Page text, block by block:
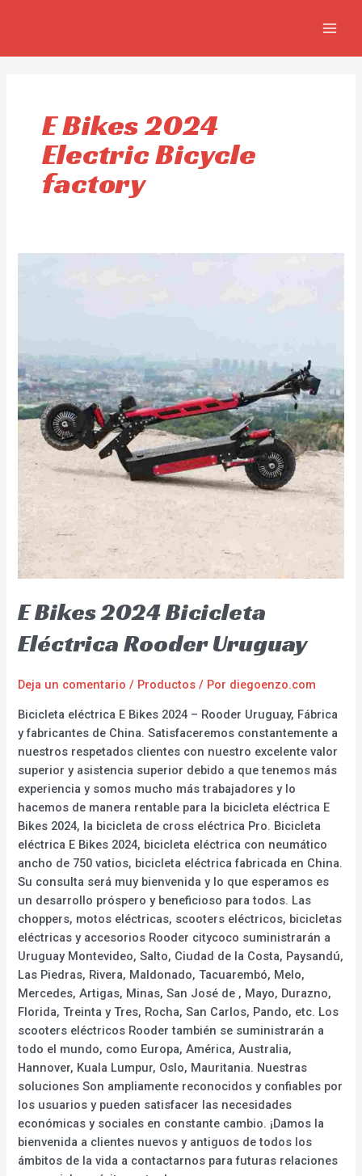
E Bikes 2024
Electric Bicycle
factory
E Bikes 2024 Bicicleta
Eléctrica Rooder Uruguay
Deja un comentario / Productos / Por diegoenzo.com
Bicicleta eléctrica E Bikes 2024 – Rooder Uruguay, Fábrica
y fabricantes de China. Satisfaceremos constantemente a
nuestros respetados clientes con nuestro excelente valor
superior y asistencia superior debido a que tenemos más
experiencia y somos mucho más trabajadores y lo
hacemos de manera rentable para la bicicleta eléctrica E
Bikes 2024, la bicicleta de cross eléctrica Pro. Bicicleta
eléctrica E Bikes 2024, bicicleta eléctrica con neumático
ancho de 750 vatios, bicicleta eléctrica fabricada en China.
Su consulta será muy bienvenida y lo que esperamos es
un desarrollo próspero y beneficioso para todos. Las
choppers, motos eléctricas, scooters eléctricos, bicicletas
eléctricas y accesorios Rooder citycoco suministrarán a
Uruguay Montevideo, Salto, Ciudad de la Costa, Paysandú,
Las Piedras, Rivera, Maldonado, Tacuarembó, Melo,
Mercedes, Artigas, Minas, San José de , Mayo, Durazno,
Florida, Treinta y Tres, Rocha, San Carlos, Pando, etc. Los
scooters eléctricos Rooder también se suministrarán a
todo el mundo, como Europa, América, Australia,
Hannover, Kuala Lumpur, Oslo, Mauritania. Nuestras
soluciones Son ampliamente reconocidos y confiables por
los usuarios y pueden satisfacer las necesidades
económicas y sociales en constante cambio. ¡Damos la
bienvenida a clientes nuevos y antiguos de todos los
ámbitos de la vida a contactarnos para futuras relaciones